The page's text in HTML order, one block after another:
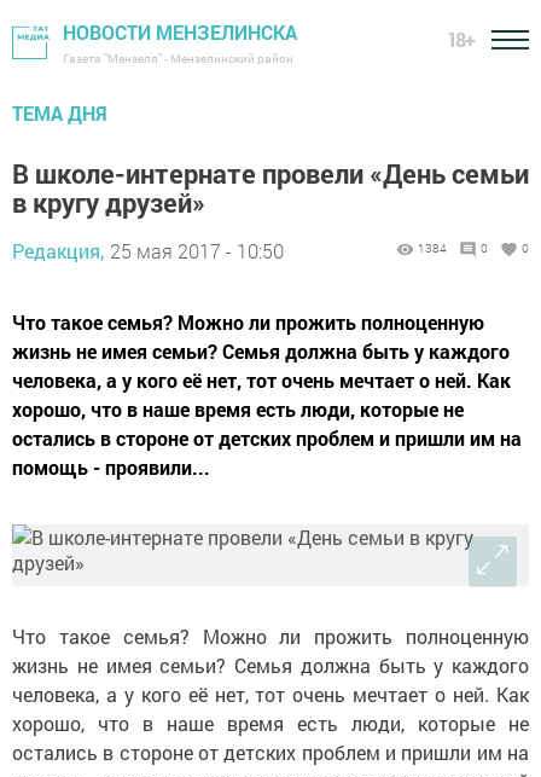
НОВОСТИ МЕНЗЕЛИНСКА
Газета "Мензеля" - Мензелинский район
18+
ТЕМА ДНЯ
В школе-интернате провели «День семьи
в кругу друзей»
Редакция, 25 мая 2017 - 10:50 1384 0 0
Что такое семья? Можно ли прожить полноценную
жизнь не имея семьи? Семья должна быть у каждого
человека, а у кого её нет, тот очень мечтает о ней. Как
хорошо, что в наше время есть люди, которые не
остались в стороне от детских проблем и пришли им на
помощь - проявили...
Что такое семья? Можно ли прожить полноценную
жизнь не имея семьи? Семья должна быть у каждого
человека, а у кого её нет, тот очень мечтает о ней. Как
хорошо, что в наше время есть люди, которые не
остались в стороне от детских проблем и пришли им на